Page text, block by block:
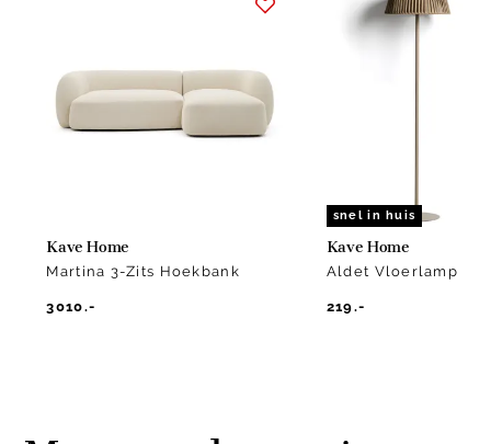
Kave Home
Martina 3-Zits Hoekbank
3010.-
snel in huis
Kave Home
Aldet Vloerlamp
219.-